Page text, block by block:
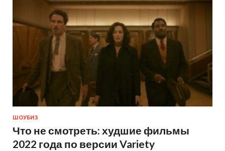
ШОУБИЗ
Что не смотреть: худшие фильмы
2022 года по версии Variety